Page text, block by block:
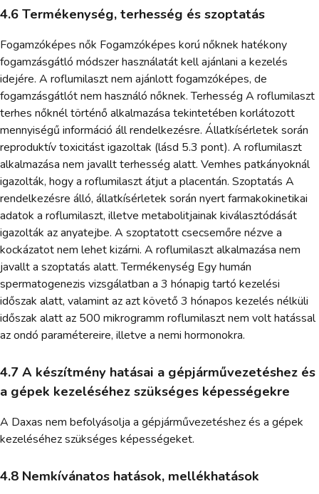
4.6 Termékenység, terhesség és szoptatás
Fogamzóképes nők Fogamzóképes korú nőknek hatékony
fogamzásgátló módszer használatát kell ajánlani a kezelés
idejére. A roflumilaszt nem ajánlott fogamzóképes, de
fogamzásgátlót nem használó nőknek. Terhesség A roflumilaszt
terhes nőknél történő alkalmazása tekintetében korlátozott
mennyiségű információ áll rendelkezésre. Állatkísérletek során
reproduktív toxicitást igazoltak (lásd 5.3 pont). A roflumilaszt
alkalmazása nem javallt terhesség alatt. Vemhes patkányoknál
igazolták, hogy a roflumilaszt átjut a placentán. Szoptatás A
rendelkezésre álló, állatkísérletek során nyert farmakokinetikai
adatok a roflumilaszt, illetve metabolitjainak kiválasztódását
igazolták az anyatejbe. A szoptatott csecsemőre nézve a
kockázatot nem lehet kizárni. A roflumilaszt alkalmazása nem
javallt a szoptatás alatt. Termékenység Egy humán
spermatogenezis vizsgálatban a 3 hónapig tartó kezelési
időszak alatt, valamint az azt követő 3 hónapos kezelés nélküli
időszak alatt az 500 mikrogramm roflumilaszt nem volt hatással
az ondó paramétereire, illetve a nemi hormonokra.
4.7 A készítmény hatásai a gépjárművezetéshez és
a gépek kezeléséhez szükséges képességekre
A Daxas nem befolyásolja a gépjárművezetéshez és a gépek
kezeléséhez szükséges képességeket.
4.8 Nemkívánatos hatások, mellékhatások